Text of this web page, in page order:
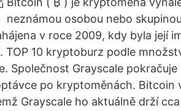
neznámou osobou nebo
v roce 2009, kdy byla její
TOP 10 kryptoburz podle
Společnost Grayscale
po kryptoměnách. Bitcoin
Grayscale ho aktuálně drží